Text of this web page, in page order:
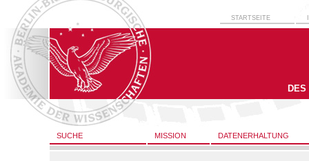
STARTSEITE
SUCHE MISSION DATENERHALTUNG